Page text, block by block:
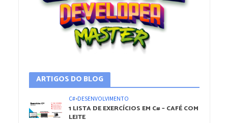
ARTIGOS DO BLOG
C#•DESENVOLVIMENTO
1 LISTA DE EXERCÍCIOS EM C# – CAFÉ COM
LEITE